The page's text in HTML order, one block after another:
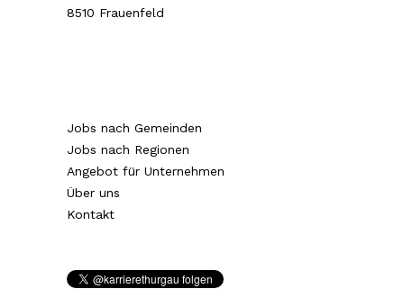
8510 Frauenfeld
Jobs nach Gemeinden
Jobs nach Regionen
Angebot für Unternehmen
Über uns
Kontakt